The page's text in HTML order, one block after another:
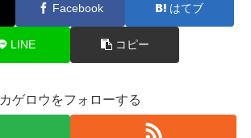
Facebook はてブ
LINE コピー
カゲロウをフォローする